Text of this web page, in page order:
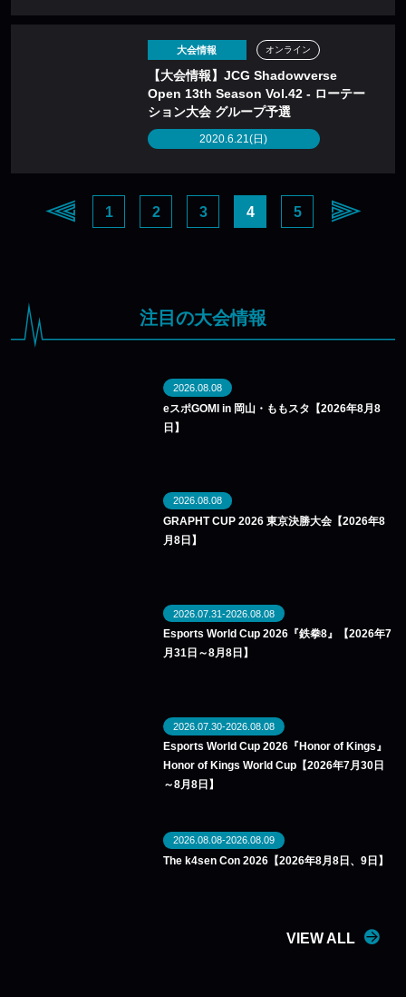
大会情報
【大会情報】JCG Shadowverse
Open 13th Season Vol.42 - ローテー
ション大会 グループ予選
2020.6.21(日)
オンライン
1 2 3 4 5
注目の大会情報
2026.08.08
eスポGOMI in 岡山・ももスタ【2026年8月8
日】
2026.08.08
GRAPHT CUP 2026 東京決勝大会【2026年8
月8日】
2026.07.31-2026.08.08
Esports World Cup 2026『鉄拳8』【2026年7
月31日～8月8日】
2026.07.30-2026.08.08
Esports World Cup 2026『Honor of Kings』
Honor of Kings World Cup【2026年7月30日
～8月8日】
2026.08.08-2026.08.09
The k4sen Con 2026【2026年8月8日、9日】
VIEW ALL